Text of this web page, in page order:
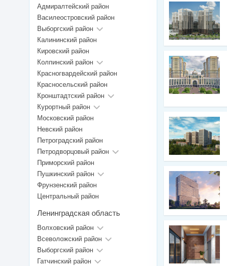
Адмиралтейский район
Василеостровский район
Выборгский район
Калининский район
Кировский район
Колпинский район
Красногвардейский район
Красносельский район
Кронштадтский район
Курортный район
Московский район
Невский район
Петроградский район
Петродворцовый район
Приморский район
Пушкинский район
Фрунзенский район
Центральный район
Ленинградская область
Волховский район
Всеволожский район
Выборгский район
Гатчинский район